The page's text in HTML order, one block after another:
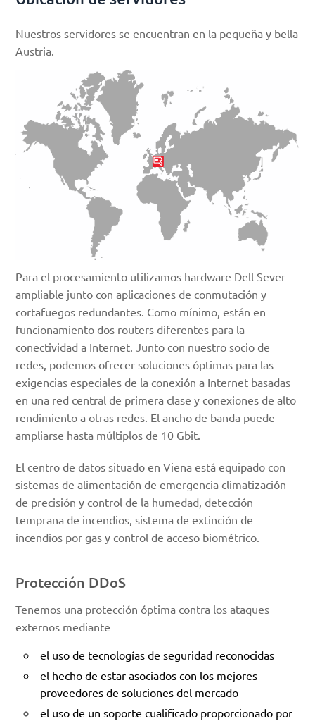
Nuestros servidores se encuentran en la pequeña y bella
Austria.
Para el procesamiento utilizamos hardware Dell Sever
ampliable junto con aplicaciones de conmutación y
cortafuegos redundantes. Como mínimo, están en
funcionamiento dos routers diferentes para la
conectividad a Internet. Junto con nuestro socio de
redes, podemos ofrecer soluciones óptimas para las
exigencias especiales de la conexión a Internet basadas
en una red central de primera clase y conexiones de alto
rendimiento a otras redes. El ancho de banda puede
ampliarse hasta múltiplos de 10 Gbit.
El centro de datos situado en Viena está equipado con
sistemas de alimentación de emergencia climatización
de precisión y control de la humedad, detección
temprana de incendios, sistema de extinción de
incendios por gas y control de acceso biométrico.
Protección DDoS
Tenemos una protección óptima contra los ataques
externos mediante
el uso de tecnologías de seguridad reconocidas
el hecho de estar asociados con los mejores
proveedores de soluciones del mercado
el uso de un soporte cualificado proporcionado por